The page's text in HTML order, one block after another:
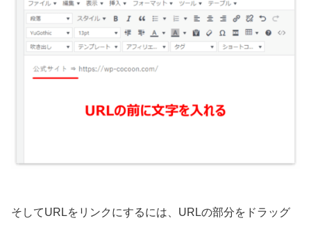
そしてURLをリンクにするには、URLの部分をドラッグ